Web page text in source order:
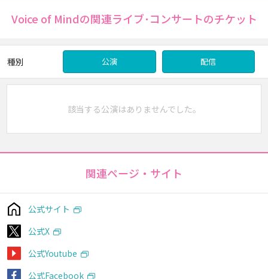
Voice of Mindの関連ライブ･コンサートのチケット
種別 公演 配信
該当する公演はありませんでした。
関連ページ・サイト
公式サイト
公式X
公式Youtube
公式Facebook